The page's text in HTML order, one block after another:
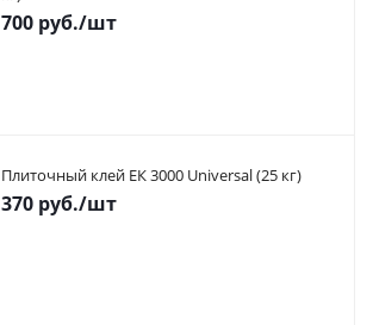
700 руб./шт
Плиточный клей ЕК 3000 Universal (25 кг)
370 руб./шт